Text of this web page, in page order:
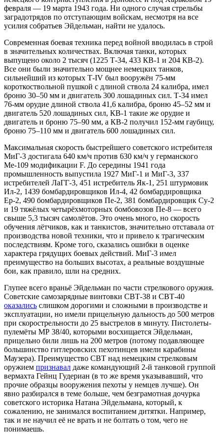
февраля — 19 марта 1943 года. Ни одного случая стрельбы
заградотрядов по отступающим войскам, несмотря на все
усилия собратьев Эйдельман, найти не удалось.
Современная боевая техника перед войной вводилась в строй
в значительных количествах. Включая танки, которых
выпущено около 2 тысяч (1225 Т-34, 433 КВ-1 и 204 КВ-2).
Все они были значительно мощнее немецких танков,
сильнейший из которых Т-IV был вооружён 75-мм
короткоствольной пушкой с длиной ствола 24 калибра, имел
броню 30–50 мм и двигатель 300 лошадиных сил. Т-34 имел
76-мм орудие длиной ствола 41,6 калибра, броню 45–52 мм и
двигатель 520 лошадиных сил, КВ-1 такие же орудие и
двигатель и броню 75–90 мм, а КВ-2 получил 152-мм гаубицу,
броню 75–110 мм и двигатель 600 лошадиных сил.
Максимальная скорость быстрейшего советского истребителя
МиГ-3 достигала 640 км/ч против 630 км/ч у германского
Ме-109 модификации F. До середины 1941 года
промышленность выпустила 1927 МиГ-1 и МиГ-3, 337
истребителей ЛаГГ-3, 451 истребитель Як-1, 251 штурмовик
Ил-2, 1439 бомбардировщиков Ил-4, 42 бомбардировщика
Ер-2, 490 бомбардировщиков Пе-2, 381 бомбардировщик Су-2
и 19 тяжёлых четырёхмоторных бомбовозов Пе-8 — всего
свыше 5,3 тысяч самолётов. Это очень много, но скорость
обучения лётчиков, как и танкистов, значительно отставала от
производства новой техники, что и привело к трагическим
последствиям. Кроме того, сказались ошибки в оценке
характера грядущих боевых действий. МиГ-3 имел
преимущество на больших высотах, а реальные воздушные
бои, как правило, шли на средних.
Глупее всего враньё Эйдельман по части стрелкового оружия.
Советские самозарядные винтовки СВТ-38 и СВТ-40
оказались слишком дорогими и сложными в производстве и
эксплуатации, но имели прицельную дальность до 500 метров
при скорострельности до 25 выстрелов в минуту. Пистолеты-
пулемёты МР 38/40, которыми восхищается Эйдельман,
прицельно били лишь на 200 метров (потому подавляющее
большинство гитлеровских пехотинцев имели карабины
Маузера). Преимущество СВТ над немецким стрелковым
оружием признавал даже командующий 2-й танковой группой
вермахта Гейнц Гудериан (в то же время указывавший, что
прочие образцы вооружения пехоты у немцев лучше). Он
явно разбирался в теме больше, чем безграмотная дочурка
советского историка Натана Эйдельмана, который, к
сожалению, не занимался воспитанием дитятки. Например,
так и не научил её не врать и не болтать о том, чего не
понимаешь.